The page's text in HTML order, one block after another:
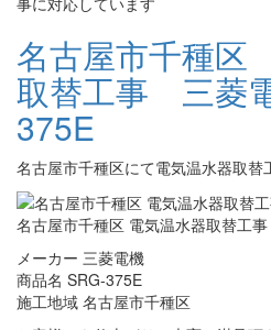
名古屋市千種
取替工事 三菱
375E
名古屋市千種区にて電気温水器取替
名古屋市千種区 電気温水器取替工
メーカー 三菱電機
商品名 SRG-375E
施工地域 名古屋市千種区